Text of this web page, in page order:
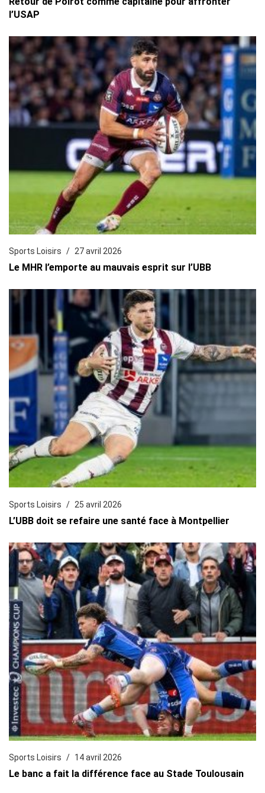
l’USAP
Sports Loisirs 27 avril 2026
Le MHR l’emporte au mauvais esprit sur l’UBB
Sports Loisirs 25 avril 2026
L’UBB doit se refaire une santé face à Montpellier
Sports Loisirs 14 avril 2026
Le banc a fait la différence face au Stade Toulousain